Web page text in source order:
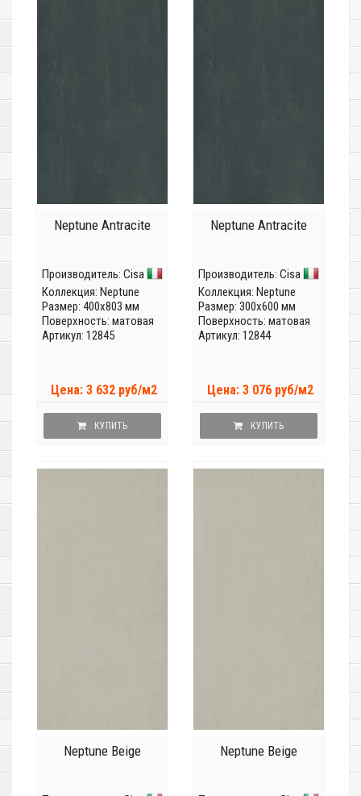
Neptune Antracite
Производитель: Cisa
Коллекция: Neptune
Размер: 400x803 мм
Поверхность: матовая
Артикул: 12845
Цена: 3 632 руб/м2
КУПИТЬ
Neptune Antracite
Производитель: Cisa
Коллекция: Neptune
Размер: 300x600 мм
Поверхность: матовая
Артикул: 12844
Цена: 3 076 руб/м2
КУПИТЬ
Neptune Beige Neptune Beige